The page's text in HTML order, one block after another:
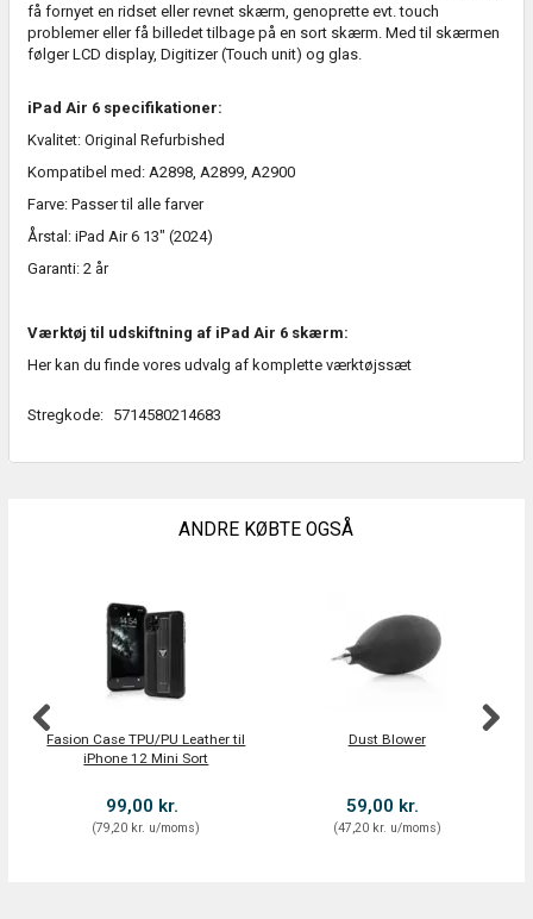
få fornyet en ridset eller revnet skærm, genoprette evt. touch
problemer eller få billedet tilbage på en sort skærm. Med til skærmen
følger LCD display, Digitizer (Touch unit) og glas.
iPad Air 6 specifikationer:
Kvalitet: Original Refurbished
Kompatibel med: A2898, A2899, A2900
Farve: Passer til alle farver
Årstal: iPad Air 6 13" (2024)
Garanti: 2 år
Værktøj til udskiftning af iPad Air 6 skærm:
Her kan du finde vores udvalg af komplette værktøjssæt
Stregkode: 5714580214683
ANDRE KØBTE OGSÅ
Fasion Case TPU/PU Leather til
iPhone 12 Mini Sort
99,00 kr.
(79,20 kr. u/moms)
Dust Blower
59,00 kr.
(47,20 kr. u/moms)